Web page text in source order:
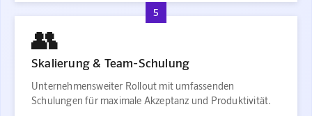
5
👥
Skalierung & Team-Schulung
Unternehmensweiter Rollout mit umfassenden
Schulungen für maximale Akzeptanz und Produktivität.